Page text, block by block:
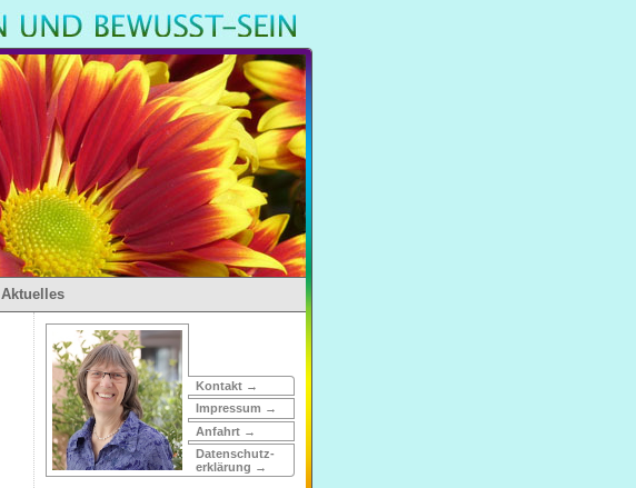
Aktuelles
Kontakt →
Impressum →
Anfahrt →
Daten­schutz­
erklärung →